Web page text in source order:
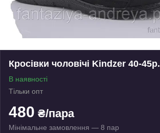
Кросівки чоловічі Kindzer 40-45р.
В наявності
Тільки опт
480 ₴/пара
Мінімальне замовлення — 8 пар